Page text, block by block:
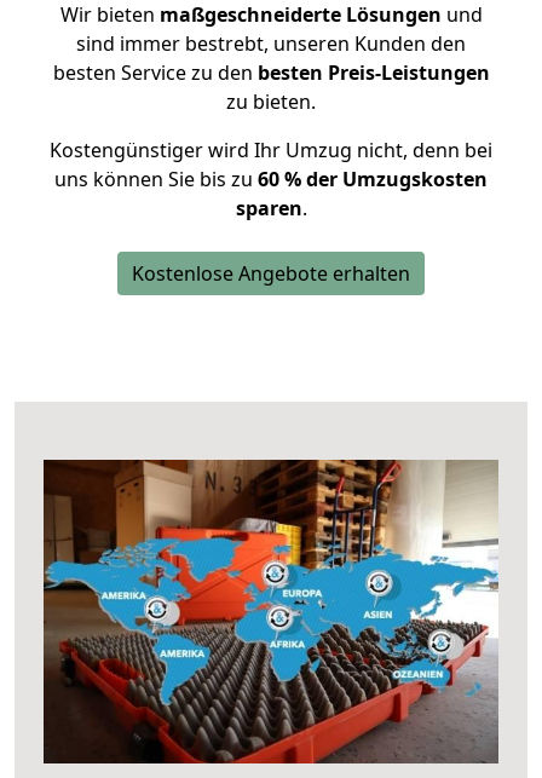
Wir bieten maßgeschneiderte Lösungen und
sind immer bestrebt, unseren Kunden den
besten Service zu den besten Preis-Leistungen
zu bieten.
Kostengünstiger wird Ihr Umzug nicht, denn bei
uns können Sie bis zu 60 % der Umzugskosten
sparen.
Kostenlose Angebote erhalten